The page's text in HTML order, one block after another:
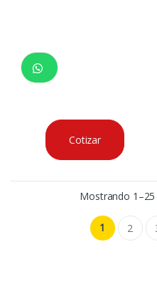
Cotizar
Mostrando
1 2